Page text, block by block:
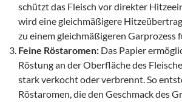
schützt das Fleisch vor direkter
wird eine gleichmäßigere
zu einem gleichmäßigeren Garprozess
Feine Röstaromen: Das Papier
Röstung an der Oberfläche des
stark verkocht oder verbrennt. So
Röstaromen, die den Geschmack des